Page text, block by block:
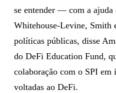
se entender — com a
Whitehouse-Levine, Smith
políticas públicas, disse
do DeFi Education Fund,
colaboração com o SPI
voltadas ao DeFi.